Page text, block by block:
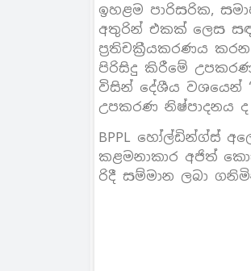
ඉහළම පාරිසරික,
අතුරින් එකක් ලෙස
ප්‍රතිචක්‍රීයකරණය
පිරිසිදු කිරීමේ
විසින් දේශීය වශයෙන්
උපකරණ නිෂ්පාදනය
BPPL හෝල්ඩින්ග්ස්
කළමනාකාර අජිත්
රිදී සම්මාන ලබා